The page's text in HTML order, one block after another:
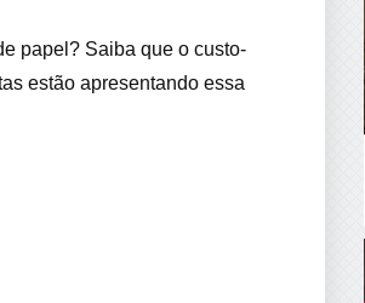
papel? Saiba que o custo-
estão apresentando essa